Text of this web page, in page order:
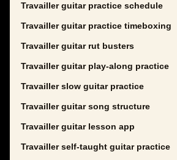
Travailler guitar practice schedule
Travailler guitar practice timeboxing
Travailler guitar rut busters
Travailler guitar play-along practice
Travailler slow guitar practice
Travailler guitar song structure
Travailler guitar lesson app
Travailler self-taught guitar practice